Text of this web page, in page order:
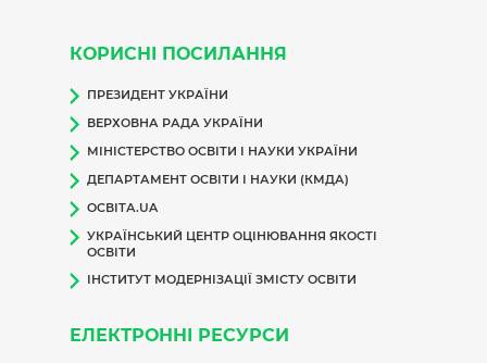
КОРИСНІ ПОСИЛАННЯ
ПРЕЗИДЕНТ УКРАЇНИ
ВЕРХОВНА РАДА УКРАЇНИ
МІНІСТЕРСТВО ОСВІТИ І НАУКИ УКРАЇНИ
ДЕПАРТАМЕНТ ОСВІТИ І НАУКИ (КМДА)
ОСВІТА.UA
УКРАЇНСЬКИЙ ЦЕНТР ОЦІНЮВАННЯ ЯКОСТІ
ОСВІТИ
ІНСТИТУТ МОДЕРНІЗАЦІЇ ЗМІСТУ ОСВІТИ
ЕЛЕКТРОННІ РЕСУРСИ